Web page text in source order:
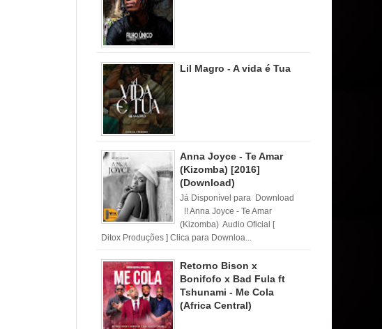
Lil Magro - A vida é Tua
Anna Joyce - Te Amar
(Kizomba) [2016]
(Download)
Já Disponível para Download
!! Anna Joyce - Te Amar
(Kizomba) Audio Oficial [
Ditox Produções ] Clica para Downloa...
Retorno Bison x
Bonifofo x Bad Fula ft
Tshunami - Me Cola
(Africa Central)